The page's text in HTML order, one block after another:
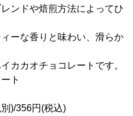
煎方法によってひ
と味わい、滑らか
ョコレートです。
ト
)/356円(税込)